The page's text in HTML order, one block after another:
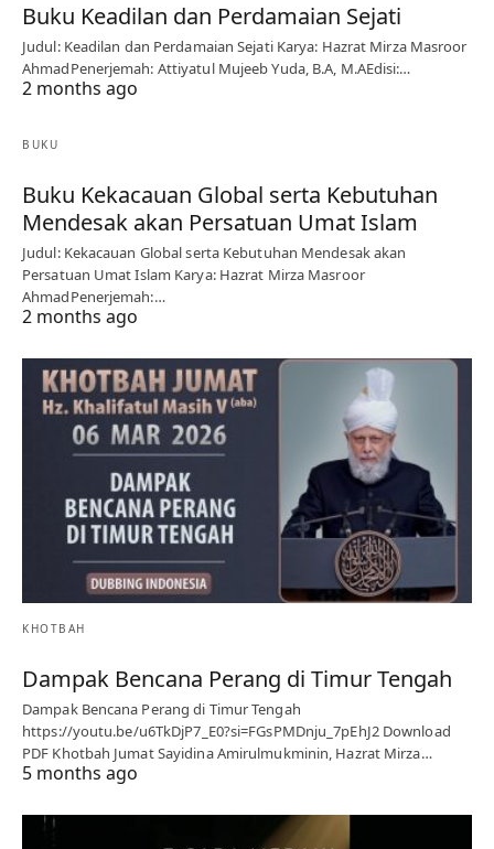
Buku Keadilan dan Perdamaian Sejati
Judul: Keadilan dan Perdamaian Sejati Karya: Hazrat Mirza Masroor
AhmadPenerjemah: Attiyatul Mujeeb Yuda, B.A, M.AEdisi:…
2 months ago
BUKU
Buku Kekacauan Global serta Kebutuhan
Mendesak akan Persatuan Umat Islam
Judul: Kekacauan Global serta Kebutuhan Mendesak akan
Persatuan Umat Islam Karya: Hazrat Mirza Masroor
AhmadPenerjemah:…
2 months ago
KHOTBAH
Dampak Bencana Perang di Timur Tengah
Dampak Bencana Perang di Timur Tengah
https://youtu.be/u6TkDjP7_E0?si=FGsPMDnju_7pEhJ2 Download
PDF Khotbah Jumat Sayidina Amirulmukminin, Hazrat Mirza…
5 months ago